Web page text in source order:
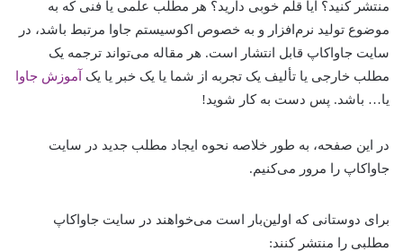
منتشر کنید؟ آیا قلم خوبی دارید؟ هر مطلب علمی یا فنی که به
موضوع تولید نرم‌افزار و به خصوص اکوسیستم جاوا مرتبط باشد، در
سایت جاواکاپ قابل انتشار است. هر مقاله می‌تواند ترجمه یک
مطلب خارجی یا تألیف یک تجربه از شما یا یک خبر یا یک
آموزش جاوا
یا… باشد. پس دست به کار شوید!
در اين صفحه، به طور خلاصه نحوه ايجاد مطلب جديد در سايت
جاواکاپ را مرور می‌کنيم.
برای دوستانی که اولین‌بار است می‌خواهند در سایت جاواکاپ
مطلبی را منتشر کنند: